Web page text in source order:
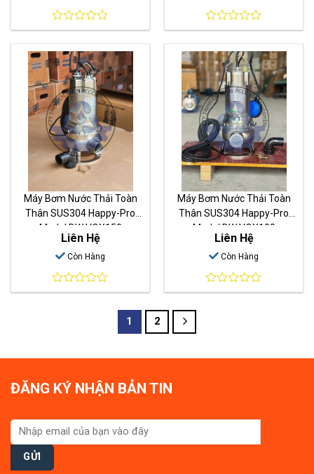
0
out
of
5
0
out
of
5
Máy Bơm Nước Thải Toàn
Thân SUS304 Happy-Pro
Model DW VOX150
Liên Hệ
Còn Hàng
0
Máy Bơm Nước Thải Toàn
Thân SUS304 Happy-Pro
Model DW VOX100
Liên Hệ
Còn Hàng
0
1 2
ĐĂNG KÝ NHẬN BẢN TIN